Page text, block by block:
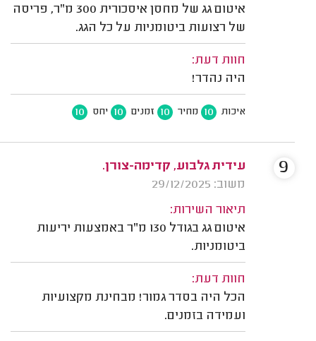
איטום גג של מחסן איסכורית 300 מ"ר, פריסה
של רצועות ביטומניות על כל הגג.
חוות דעת:
היה נהדר!
איכות 10 מחיר 10 זמנים 10 יחס 10
עידית גלבוע, קדימה-צורן.
משוב: 29/12/2025
תיאור השירות:
איטום גג בגודל 130 מ"ר באמצעות יריעות
ביטומניות.
חוות דעת:
הכל היה בסדר גמור! מבחינת מקצועיות
ועמידה בזמנים.
9